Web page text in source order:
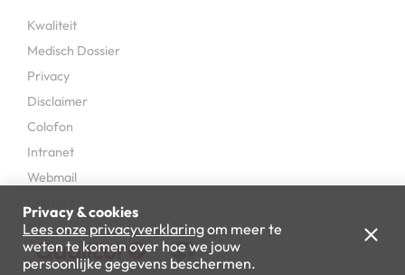
Kwaliteit
Medisch Dossier
Privacy
Disclaimer
Colofon
Intranet
Webmail
Contact
Privacy & cookies
Lees onze privacyverklaringom meer te
weten te komen over hoe we jouw
persoonlijke gegevens beschermen.